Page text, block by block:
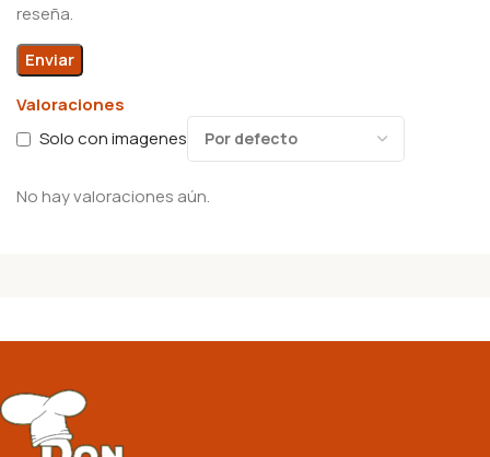
Valoraciones
Solo con imagenes
No hay valoraciones aún.
reseña.